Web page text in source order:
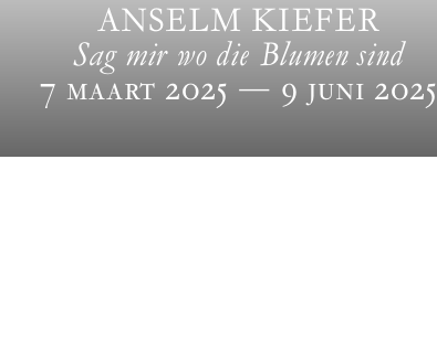
ANSELM KIEFER
Sag mir wo die Blumen sind
7 Maart 2025 — 9 Juni 2025